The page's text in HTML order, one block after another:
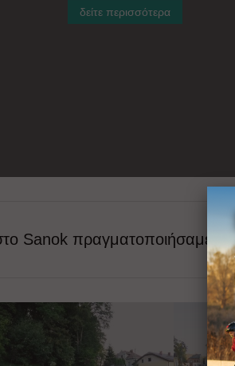
δείτε περισσότερα
Sanok πραγματοποιήσαμε